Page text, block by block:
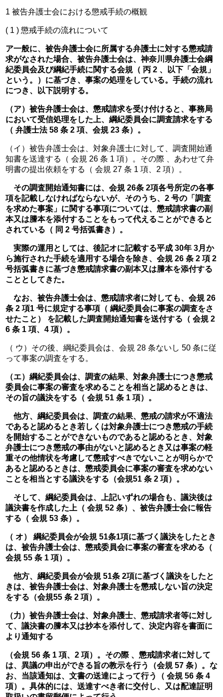
1 被告弁護士会における懲戒手続の概観
( 1 ) 懲戒手続の流れについて
ア一般に、被告弁護士会に所属する弁護士に対する懲戒請
求がなされた場合、被告弁護士会は、神奈川県弁護士会綱
紀委員会及び綱紀手続に関する会規（ 丙 2 、以下「会規」
という。）に基づき、事案の処理をしている。手続の流れ
につき、以下説明する。
（ア）被告弁護士会は、懲戒請求を受け付けると、事務局
において受信処理をした上、綱紀委員会に調査請求をする
（ 弁護士法 58 条 2 項、会規 23 条）。
（イ）被告弁護士会は、対象弁護士に対して、調査開始通
知書を送達する（ 会規 26 条 1 項）。その際 、あわせて弁
明書の提出依頼をする（ 会規 27 条 1 項、2 項）。
その調査開始通知書には、会規 26条 2項各号所定の各事
項を記載しなければならないが、そのうち、2 号の「調査
を求めた事案」に関する事項については、懲戒請求書の副
本又は謄本を添付することをもって代えることができると
されている（ 同 2 号括弧書き）。
実際の運用としては、後記オに記載する平成 30年 3月か
ら施行された手続を適用する場合を除き、会規 26 条 2 項 2
号括弧書きに基づき懲戒請求書の副本又は謄本を添付する
こととしてきた。
なお、被告弁護士会は、懲戒請求者に対しても、会規 26
条 2 項1 号に規定する事項（ 綱紀委員会に事案の調査をさ
せたこと） を記載した調査開始通知書を送付する（ 会規 2
6 条 1 項、4 項）。
（ ウ）その後、綱紀委員会は、会規 28 条ないし 50 条に従
って事案の調査をする。
（エ）綱紀委員会は、調査の結果、対象弁護士につき懲戒
委員会に事案の審査を求めることを相当と認めるときは、
その旨の議決をする（ 会規 51 条 1 項）。
他方、綱紀委員会は、調査の結果、懲戒の請求が不適法
であると認めるとき若しくは対象弁護士につき懲戒の手続
を開始することができないものであると認めるとき、対象
弁護士につき懲戒の事由がないと認めるとき又は事案の軽
重その他情状を考慮して懲戒すべきでないことが明らかで
あると認めるときは、懲戒委員会に事案の審査を求めない
ことを相当とする議決をする（会規51 条 2 項）。
そして、綱紀委員会は、上記いずれの場合も、議決後は
議決書を作成した上（ 会規 52 条）、被告弁護士会に報告
する（ 会規 53 条）。
（ オ） 綱紀委員会が会規 51条1項に基づく議決をしたとき
は、被告弁護士会は、懲戒委員会に事案の審査を求める（
会規 55 条 1 項）。
他方、綱紀委員会が会規 51条 2項に基づく議決をしたと
きは、被告弁護士会は、対象弁護士を懲戒しない旨の決定
をする（会規55 条 2 項）。
（力）被告弁護士会は、対象弁護士、懲戒請求者等に対し
て、議決書の謄本又は抄本を添付して、決定内容を書面に
より通知する
（会規 56 条 1 項、2 項）。その際 、懲戒請求者に対して
は、異議の申出ができる旨の教示を行う（会規 57 条）。な
お、当該通知は、文書の送達によって行う（ 会規 56 条 4
項）。具体的には、送達すべき者に交付し、又は配達証明